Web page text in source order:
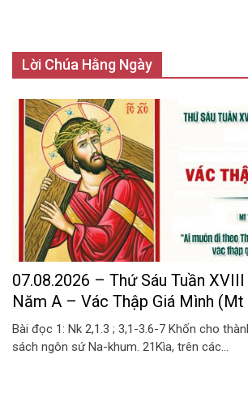
Lời Chúa Hằng Ngày
07.08.2026 – Thứ Sáu Tuần
Năm A – Vác Thập Giá Mình (Mt
Bài đọc 1: Nk 2,1.3 ; 3,1-3.6-7 Khốn cho
sách ngôn sứ Na-khum. 21Kìa, trên các...